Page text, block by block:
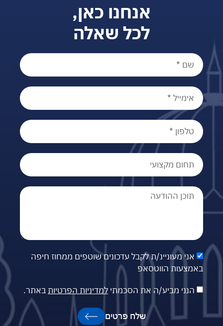
אנחנו כאן,
לכל שאלה
אני מעוניינ/ת לקבל עדכונים שוטפים ממחוז חיפה
באמצעות הווטסאפ
הנני מביע/ה את הסכמתי למדיניות הפרטיות באתר.
שלח פרטים